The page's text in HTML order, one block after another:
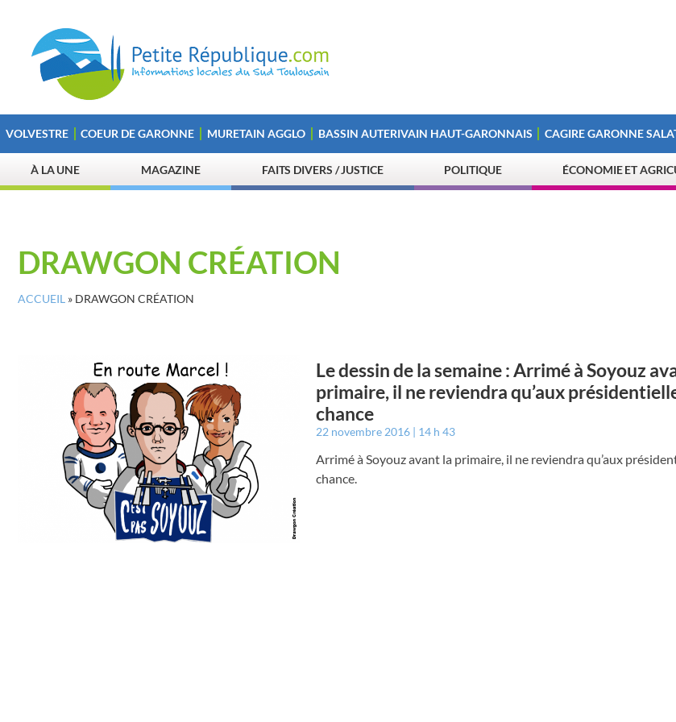
VOLVESTRE COEUR DE GARONNE MURETAIN AGGLO BASSIN AUTERIVAIN HAUT-GARONNAIS CAGIRE GARONNE
À LA UNE MAGAZINE FAITS DIVERS / JUSTICE POLITIQUE ÉCONOMIE ET
DRAWGON CRÉATION
ACCUEIL » DRAWGON CRÉATION
Le dessin de la semaine : Arrimé à Soyouz
primaire, il ne reviendra qu’aux
chance
22 novembre 2016 14 h 43
Arrimé à Soyouz avant la primaire, il ne reviendra qu’aux
chance.